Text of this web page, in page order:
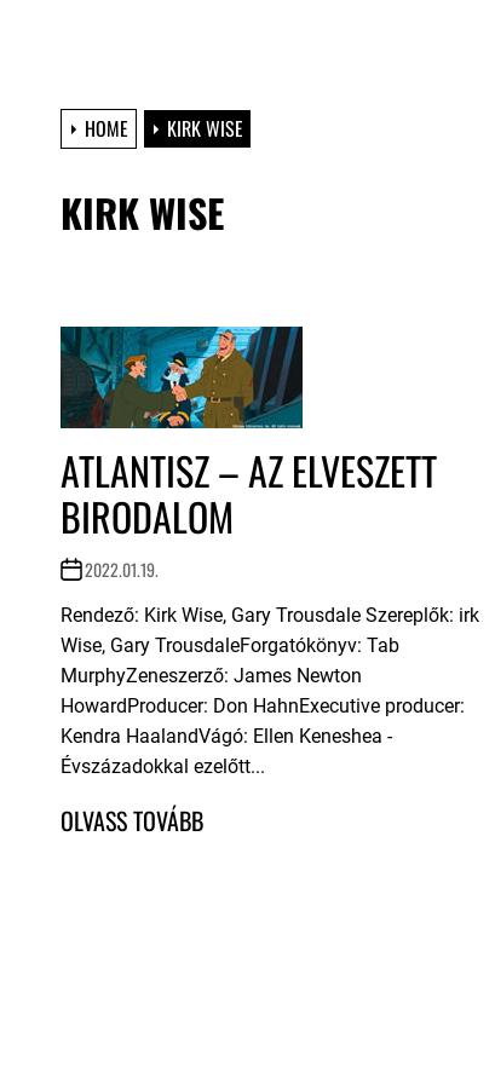
HOME KIRK WISE
KIRK WISE
ATLANTISZ – AZ ELVESZETT
BIRODALOM
2022.01.19.
Rendező: Kirk Wise, Gary Trousdale Szereplők: irk
Wise, Gary TrousdaleForgatókönyv: Tab
MurphyZeneszerző: James Newton
HowardProducer: Don HahnExecutive producer:
Kendra HaalandVágó: Ellen Keneshea -
Évszázadokkal ezelőtt...